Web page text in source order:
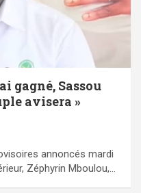
gagné, Sassou
avisera »
annoncés mardi
Zéphyrin Mboulou,…